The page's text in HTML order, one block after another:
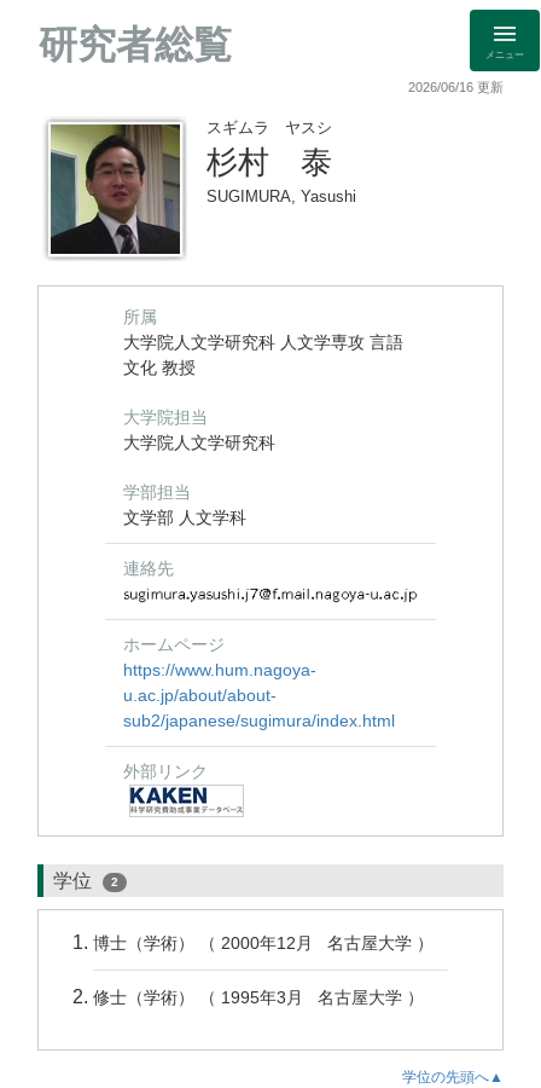
研究者総覧 メニュー
2026/06/16 更新
スギムラ ヤスシ
杉村 泰
SUGIMURA, Yasushi
所属
大学院人文学研究科 人文学専攻 言語
文化 教授
大学院担当
大学院人文学研究科
学部担当
文学部 人文学科
連絡先
ホームページ
https://www.hum.nagoya-
u.ac.jp/about/about-
sub2/japanese/sugimura/index.html
外部リンク
学位 2
博士（学術） （ 2000年12月 名古屋大学 ）
修士（学術） （ 1995年3月 名古屋大学 ）
学位の先頭へ▲